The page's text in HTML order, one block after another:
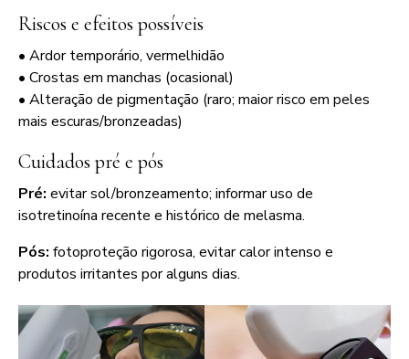
Riscos e efeitos possíveis
• Ardor temporário, vermelhidão
• Crostas em manchas (ocasional)
• Alteração de pigmentação (raro; maior risco em peles
mais escuras/bronzeadas)
Cuidados pré e pós
Pré: evitar sol/bronzeamento; informar uso de
isotretinoína recente e histórico de melasma.
Pós: fotoproteção rigorosa, evitar calor intenso e
produtos irritantes por alguns dias.